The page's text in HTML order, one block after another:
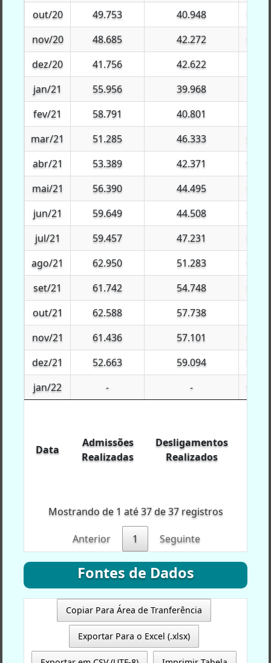
out/20
49.753 40.948
nov/20
48.685 42.272
dez/20
41.756 42.622
jan/21
55.956 39.968
fev/21
58.791 40.801
mar/21
51.285 46.333
abr/21
53.389 42.371
mai/21
56.390 44.495
jun/21
59.649 44.508
jul/21
59.457 47.231
ago/21
62.950 51.283
set/21
61.742 54.748
out/21
62.588 57.738
nov/21
61.436 57.101
dez/21
52.663 59.094
jan/22
- -
Data
Admissões
Realizadas
Desligamentos
Realizados
out/20
nov/20
dez/20
jan/21
fev/21
mar/21
abr/21
mai/21
jun/21
jul/21
ago/21
set/21
out/21
nov/21
dez/21
jan/22
Data
Mostrando de 1 até 37 de 37 registros
Anterior 1 Seguinte
Fontes de Dados
Copiar Para Área de Tranferência
Exportar Para o Excel (.xlsx)